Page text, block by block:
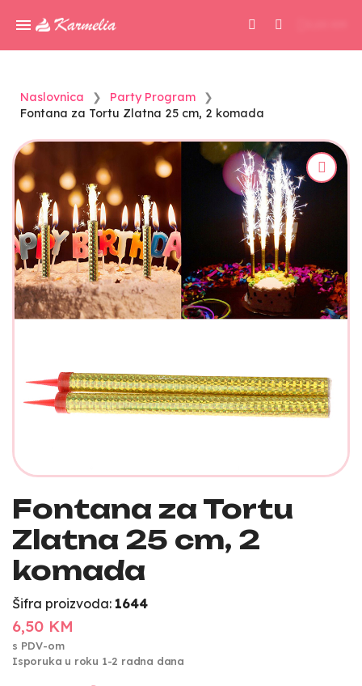
Naslovnica
Party Program
Fontana za Tortu Zlatna 25 cm, 2 komada
Fontana za Tortu
Zlatna 25 cm, 2
komada
Šifra proizvoda: 1644
6,50 KM
s PDV-om
Isporuka u roku 1-2 radna dana